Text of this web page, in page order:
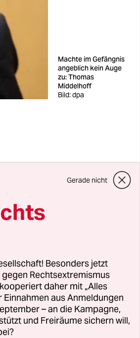
Machte im Gefängnis
angeblich kein Auge
zu: Thomas
Middelhoff
Bild: dpa
das ihm
Cent
Euro
sein
und
Gerade nicht
Besonders jetzt
Rechtsextremismus
daher mit „Alles
aus Anmeldungen
– an die Kampagne,
und Freiräume sichern will,